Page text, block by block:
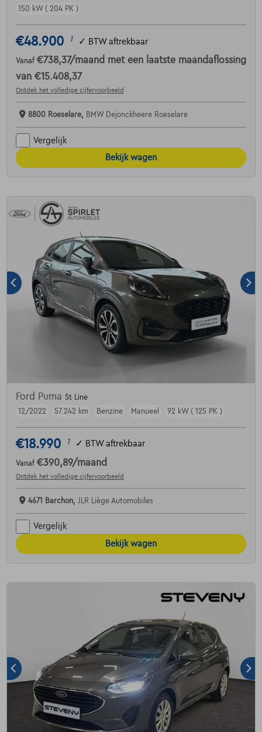
150 kW ( 204 PK )
€48.900 1 ✓ BTW aftrekbaar
Vanaf €738,37/maand met een laatste maandaflossing
van €15.408,37
Ontdek het volledige cijfervoorbeeld
8800 Roeselare, BMW Dejonckheere Roeselare
Vergelijk
Bekijk wagen
Ford Puma St Line
12/2022
57.242 km Benzine Manueel 92 kW ( 125 PK )
€18.990 1 ✓ BTW aftrekbaar
Vanaf €390,89/maand
Ontdek het volledige cijfervoorbeeld
4671 Barchon, JLR Liège Automobiles
Vergelijk
Bekijk wagen